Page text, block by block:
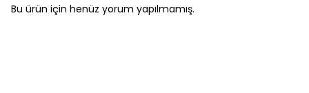
Bu ürün için henüz yorum yapılmamış.